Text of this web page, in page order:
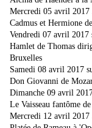
Mercredi 05 avril 2017
Cadmus et Hermione
Vendredi 07 avril 2017
Hamlet de Thomas
Bruxelles
Samedi 08 avril 2017
Don Giovanni de
Dimanche 09 avril
Le Vaisseau fantôme
Mercredi 12 avril 2017